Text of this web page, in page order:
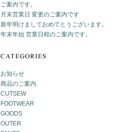
ご案内です。
月末営業日 変更のご案内です
新年明けましておめでとうございます。
年末年始 営業日程のご案内です。
お知らせ
商品のご案内
CUTSEW
FOOTWEAR
GOODS
OUTER